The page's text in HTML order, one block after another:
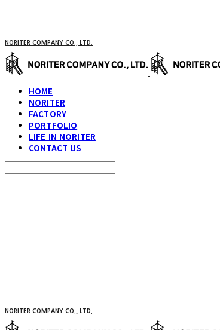
NORITER COMPANY CO., LTD.
HOME
NORITER
FACTORY
PORTFOLIO
LIFE IN NORITER
CONTACT US
NORITER COMPANY CO., LTD.